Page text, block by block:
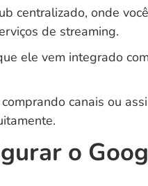
centralizado, onde
de streaming.
ele vem integrado
canais ou
o